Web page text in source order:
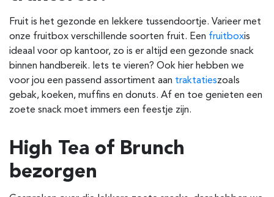
Fruit is het gezonde en lekkere tussendoortje. Varieer met
onze fruitbox verschillende soorten fruit. Een fruitboxis
ideaal voor op kantoor, zo is er altijd een gezonde snack
binnen handbereik. Iets te vieren? Ook hier hebben we
voor jou een passend assortiment aan traktatieszoals
gebak, koeken, muffins en donuts. Af en toe genieten een
zoete snack moet immers een feestje zijn.
High Tea of Brunch
bezorgen